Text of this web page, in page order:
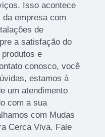
Isso acontece
empresa com
de
a satisfação do
e
conosco, você
estamos à
um atendimento
com a sua
com Mudas
Cerca Viva. Fale